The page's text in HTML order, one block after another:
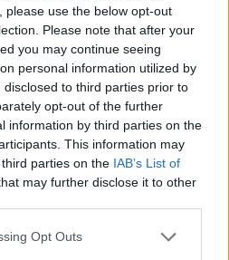
please use the below opt-out
Please note that after your
you may continue seeing
personal information utilized by
to third parties prior to
opt-out of the further
information by third parties on the
This information may
parties on the IAB’s List of
may further disclose it to other
app uses one or more Google
Opt Outs
szombattól másodfokúra